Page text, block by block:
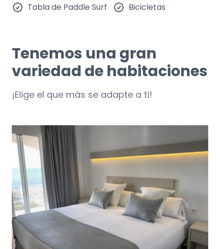
Tabla de Paddle Surf
Bicicletas
Tenemos una gran
variedad de habitaciones
¡Elige el que más se adapte a ti!